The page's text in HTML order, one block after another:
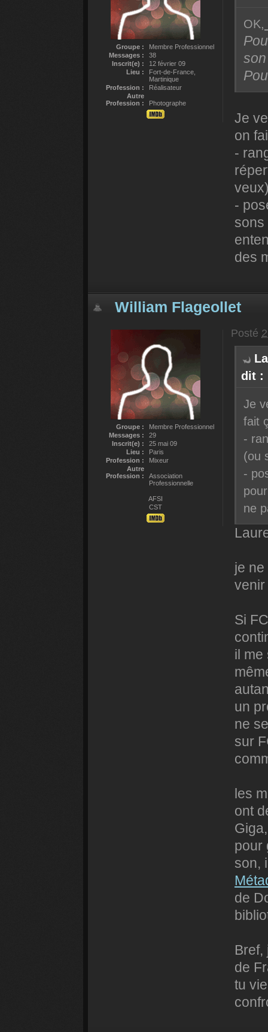
Groupe :
Membre Professionnel
Messages :
38
Inscrit(e) :
12 février 09
Lieu :
Fort-de-France,
Martinique
Profession :
Réalisateur
Autre
Profession :
Photographe
OK,
son
Je
on
-
-
sons
des
William Flageollet
Groupe :
Membre Professionnel
Messages :
29
Inscrit(e) :
25 mai 09
Lieu :
Paris
Profession :
Mixeur
Autre
Profession :
Association
Professionnelle
AFSI
CST
Posté
dit :
Je
fait
-
(ou
-
ne
je
venir
Si
il me
un
ne
sur
les
ont
Giga,
pour
son,
de
Bref,
de
tu